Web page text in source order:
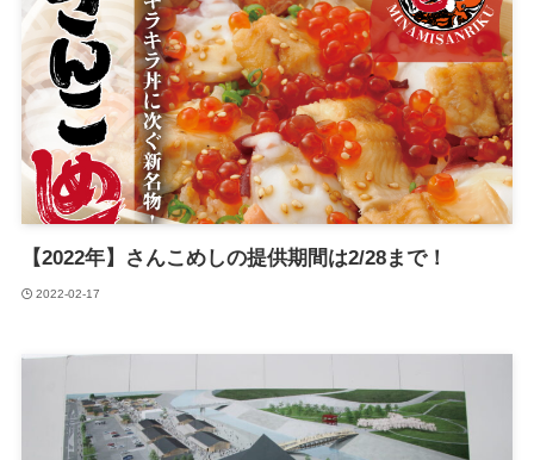
【2022年】さんこめしの提供期間は2/28まで！
2022-02-17